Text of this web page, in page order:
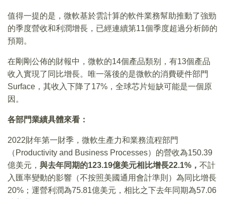
值得一提的是，微軟基於雲計算的軟件業務幫助推動了強勁
的季度營收和利潤增長，已經連續第11個季度超過分析師的
預期。
在剛剛公佈的財報中，微軟的14個產品類别，有13個產品
收入實現了同比增長。唯一落後的是微軟的消費硬件部門
Surface，其收入下降了17%，全球芯片短缺可能是一個原
因。
各部門業績具體來看：
2022財年第一財季，微軟生產力和業務流程部門
（Productivity and Business Processes）的營收為150.39
億美元， 與去年同期的123.19億美元相比增長22.1%， 不計
入匯率變動的影響（不按照美國通用會計準則）為同比增長
20%；運營利潤為75.81億美元，相比之下去年同期為57.06